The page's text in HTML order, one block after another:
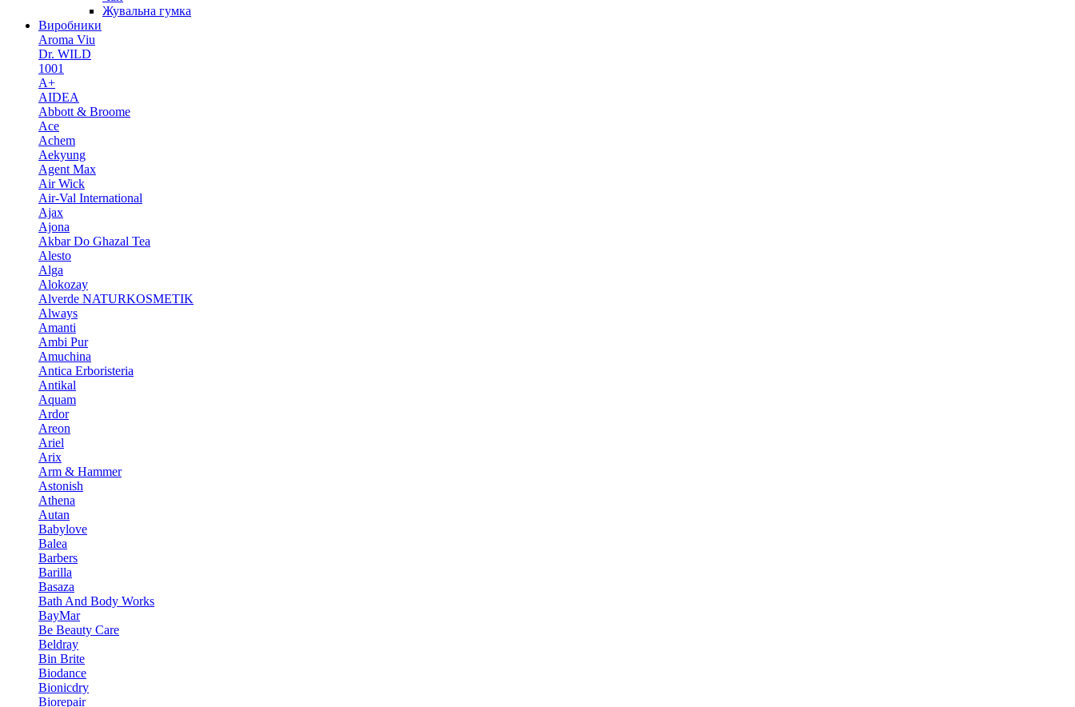
Жувальна гумка
Виробники
Aroma Viu
Dr. WILD
1001
A+
AIDEA
Abbott & Broome
Ace
Achem
Aekyung
Agent Max
Air Wick
Air-Val International
Ajax
Ajona
Akbar Do Ghazal Tea
Alesto
Alga
Alokozay
Alverde NATURKOSMETIK
Always
Amanti
Ambi Pur
Amuchina
Antica Erboristeria
Antikal
Aquam
Ardor
Areon
Ariel
Arix
Arm & Hammer
Astonish
Athena
Autan
Babylove
Balea
Barbers
Barilla
Basaza
Bath And Body Works
BayMar
Be Beauty Care
Beldray
Bin Brite
Biodance
Bionicdry
Biorepair